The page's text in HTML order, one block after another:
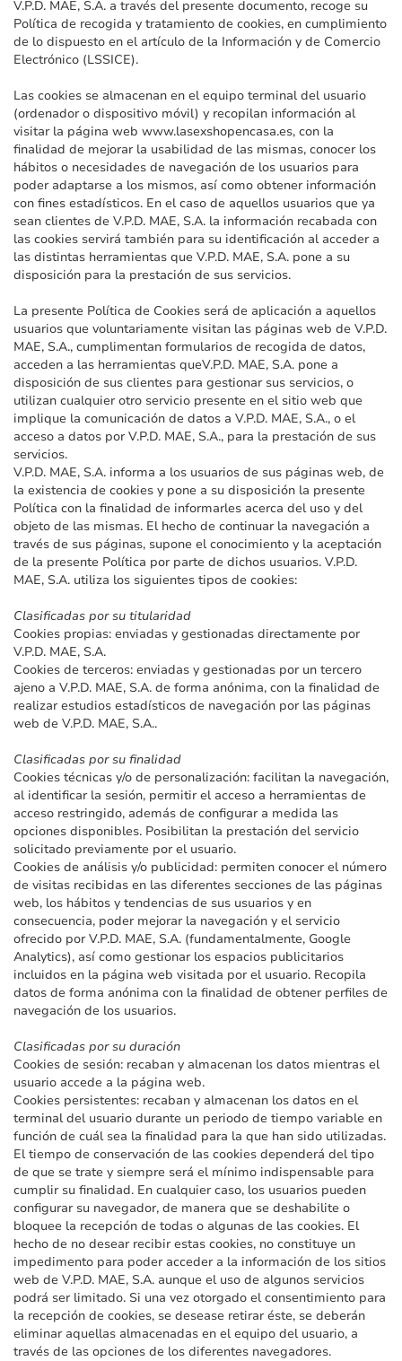
V.P.D. MAE, S.A. a través del presente documento, recoge su
Política de recogida y tratamiento de cookies, en cumplimiento
de lo dispuesto en el artículo de la Información y de Comercio
Electrónico (LSSICE).
Las cookies se almacenan en el equipo terminal del usuario
(ordenador o dispositivo móvil) y recopilan información al
visitar la página web www.lasexshopencasa.es, con la
finalidad de mejorar la usabilidad de las mismas, conocer los
hábitos o necesidades de navegación de los usuarios para
poder adaptarse a los mismos, así como obtener información
con fines estadísticos. En el caso de aquellos usuarios que ya
sean clientes de V.P.D. MAE, S.A. la información recabada con
las cookies servirá también para su identificación al acceder a
las distintas herramientas que V.P.D. MAE, S.A. pone a su
disposición para la prestación de sus servicios.
La presente Política de Cookies será de aplicación a aquellos
usuarios que voluntariamente visitan las páginas web de V.P.D.
MAE, S.A., cumplimentan formularios de recogida de datos,
acceden a las herramientas queV.P.D. MAE, S.A. pone a
disposición de sus clientes para gestionar sus servicios, o
utilizan cualquier otro servicio presente en el sitio web que
implique la comunicación de datos a V.P.D. MAE, S.A., o el
acceso a datos por V.P.D. MAE, S.A., para la prestación de sus
servicios.
V.P.D. MAE, S.A. informa a los usuarios de sus páginas web, de
la existencia de cookies y pone a su disposición la presente
Política con la finalidad de informarles acerca del uso y del
objeto de las mismas. El hecho de continuar la navegación a
través de sus páginas, supone el conocimiento y la aceptación
de la presente Política por parte de dichos usuarios. V.P.D.
MAE, S.A. utiliza los siguientes tipos de cookies:
Clasificadas por su titularidad
Cookies propias: enviadas y gestionadas directamente por
V.P.D. MAE, S.A.
Cookies de terceros: enviadas y gestionadas por un tercero
ajeno a V.P.D. MAE, S.A. de forma anónima, con la finalidad de
realizar estudios estadísticos de navegación por las páginas
web de V.P.D. MAE, S.A..
Clasificadas por su finalidad
Cookies técnicas y/o de personalización: facilitan la navegación,
al identificar la sesión, permitir el acceso a herramientas de
acceso restringido, además de configurar a medida las
opciones disponibles. Posibilitan la prestación del servicio
solicitado previamente por el usuario.
Cookies de análisis y/o publicidad: permiten conocer el número
de visitas recibidas en las diferentes secciones de las páginas
web, los hábitos y tendencias de sus usuarios y en
consecuencia, poder mejorar la navegación y el servicio
ofrecido por V.P.D. MAE, S.A. (fundamentalmente, Google
Analytics), así como gestionar los espacios publicitarios
incluidos en la página web visitada por el usuario. Recopila
datos de forma anónima con la finalidad de obtener perfiles de
navegación de los usuarios.
Clasificadas por su duración
Cookies de sesión: recaban y almacenan los datos mientras el
usuario accede a la página web.
Cookies persistentes: recaban y almacenan los datos en el
terminal del usuario durante un periodo de tiempo variable en
función de cuál sea la finalidad para la que han sido utilizadas.
El tiempo de conservación de las cookies dependerá del tipo
de que se trate y siempre será el mínimo indispensable para
cumplir su finalidad. En cualquier caso, los usuarios pueden
configurar su navegador, de manera que se deshabilite o
bloquee la recepción de todas o algunas de las cookies. El
hecho de no desear recibir estas cookies, no constituye un
impedimento para poder acceder a la información de los sitios
web de V.P.D. MAE, S.A. aunque el uso de algunos servicios
podrá ser limitado. Si una vez otorgado el consentimiento para
la recepción de cookies, se desease retirar éste, se deberán
eliminar aquellas almacenadas en el equipo del usuario, a
través de las opciones de los diferentes navegadores.